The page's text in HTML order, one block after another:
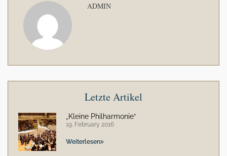
ADMIN
Letzte Artikel
„Kleine Philharmonie“
19. February 2016
Weiterlesen